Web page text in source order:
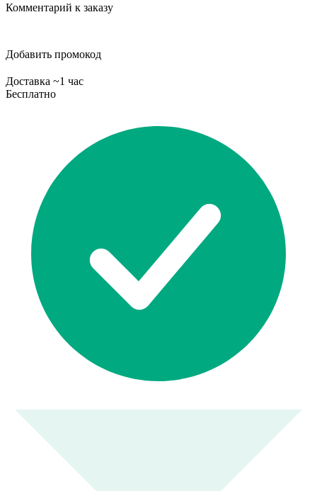
Комментарий к заказу
Добавить промокод
Доставка ~1 час
Бесплатно